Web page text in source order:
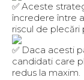
Aceste
încredere între
riscul de plecări
Daca acesti
candidati care
redus la maxim.